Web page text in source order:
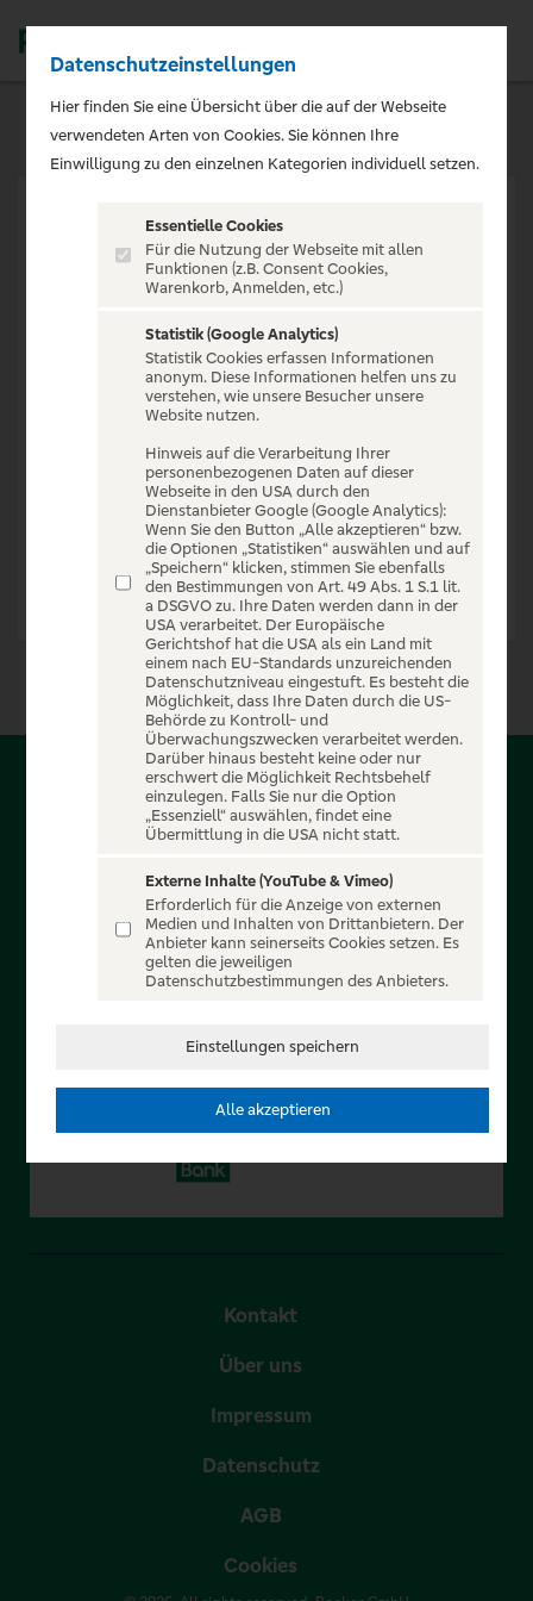
VERANSTALTUNG NICHT
GEFUNDEN
Zur Startseite
Über PSD-Entertain
Service für alle Kunden der PSD Banken. Auf unserem
einzigartigen Portal finden Sie Tickets für atemberaubende
Konzerte, Musicals und Shows, die Fußball-Bundesliga sowie
die Champions League und die Europa League.
In Zusammenarbeit mit
Kontakt
Über uns
Impressum
Datenschutz
AGB
Cookies
Datenschutzeinstellungen
Hier finden Sie eine Übersicht über die auf der Webseite
verwendeten Arten von Cookies. Sie können Ihre
Einwilligung zu den einzelnen Kategorien individuell setzen.
Essentielle Cookies
Für die Nutzung der Webseite mit allen
Funktionen (z.B. Consent Cookies,
Warenkorb, Anmelden, etc.)
Statistik (Google Analytics)
Statistik Cookies erfassen Informationen
anonym. Diese Informationen helfen uns zu
verstehen, wie unsere Besucher unsere
Website nutzen.
Hinweis auf die Verarbeitung Ihrer
personenbezogenen Daten auf dieser
Webseite in den USA durch den
Dienstanbieter Google (Google Analytics):
Wenn Sie den Button „Alle akzeptieren“ bzw.
die Optionen „Statistiken“ auswählen und auf
„Speichern“ klicken, stimmen Sie ebenfalls
den Bestimmungen von Art. 49 Abs. 1 S.1 lit.
a DSGVO zu. Ihre Daten werden dann in der
USA verarbeitet. Der Europäische
Gerichtshof hat die USA als ein Land mit
einem nach EU-Standards unzureichenden
Datenschutzniveau eingestuft. Es besteht die
Möglichkeit, dass Ihre Daten durch die US-
Behörde zu Kontroll- und
Überwachungszwecken verarbeitet werden.
Darüber hinaus besteht keine oder nur
erschwert die Möglichkeit Rechtsbehelf
einzulegen. Falls Sie nur die Option
„Essenziell“ auswählen, findet eine
Übermittlung in die USA nicht statt.
Externe Inhalte (YouTube & Vimeo)
Erforderlich für die Anzeige von externen
Medien und Inhalten von Drittanbietern. Der
Anbieter kann seinerseits Cookies setzen. Es
gelten die jeweiligen
Datenschutzbestimmungen des Anbieters.
Einstellungen speichern
Alle akzeptieren